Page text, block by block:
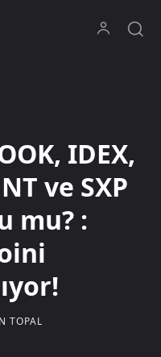
IDEX,
ve SXP
mu? :
TOPAL